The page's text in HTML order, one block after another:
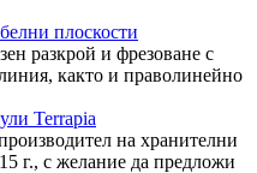
плоскости
разкрой и фрезоване с
както и праволинейно
Terrapia
на хранителни
г., с желание да предложи